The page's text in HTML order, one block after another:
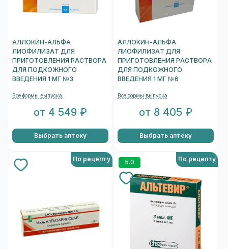
АЛЛОКИН-АЛЬФА
ЛИОФИЛИЗАТ ДЛЯ
ПРИГОТОВЛЕНИЯ РАСТВОРА
ДЛЯ ПОДКОЖНОГО
ВВЕДЕНИЯ 1 МГ №3
Все формы выпуска
от 4 549 ₽
Выбрать аптеку
АЛЛОКИН-АЛЬФА
ЛИОФИЛИЗАТ ДЛЯ
ПРИГОТОВЛЕНИЯ РАСТВОРА
ДЛЯ ПОДКОЖНОГО
ВВЕДЕНИЯ 1 МГ №6
Все формы выпуска
от 8 405 ₽
Выбрать аптеку
По рецепту 5.0 По рецепту